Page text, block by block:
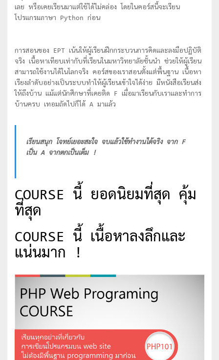
เลย หรือเคยเรียนมาแต่ใช้ได้ไม่คล่อง โดยในคอร์สนี้จะเรียน
โปรแกรมภาษา Python ก่อน
การสอนของ EPT เน้นให้ผู้เรียนฝึกกระบวนการคิดและลงมือปฏิบัติ
จริง เนื้อหาเทียบเท่ากับที่เรียนในมหาวิทยาลัยชั้นนำ ช่วยให้ผู้เรียน
สามารถใช้งานได้ในโลกจริง คอร์สของเราสอนตั้งแต่พื้นฐาน เนื้อหา
เรียงลำดับอย่างเป็นระบบทำให้ผู้เรียนเข้าใจได้ง่าย มีหนังสือเรียนส่ง
ให้ถึงบ้าน แม้แต่นักศีกษาที่เคยติด F เมื่อมาเรียนกับเราและทำการ
บ้านครบ เทอมถัดไปก็ได้ A มาแล้ว
เรียนสนุก โจทย์เยอะสะใจ จบแล้วใช้ทำงานได้จริง จาก F
เป็น A จากตกเป็นเต็ม !
COURSE นี้ ยอดนิยมที่สุด คุ้ม
ที่สุด
COURSE นี้ เนื้อหาลงลึกและ
แน่นมาก !